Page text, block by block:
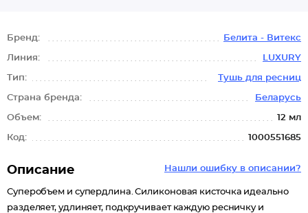
Бренд: Белита - Витекс
Линия: LUXURY
Тип: Тушь для ресниц
Страна бренда: Беларусь
Объем: 12 мл
Код: 1000551685
Нашли ошибку в описании?
Описание
Суперобъем и супердлина. Силиконовая кисточка идеально
разделяет, удлиняет, подкручивает каждую ресничку и